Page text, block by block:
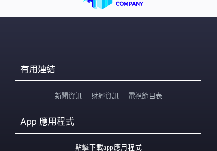
有用連結
新聞資訊 財經資訊 電視節目表
App 應用程式
點擊下載app應用程式